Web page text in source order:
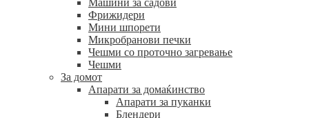
Машини за садови
Фрижидери
Мини шпорети
Микробранови печки
Чешми со проточно загревање
Чешми
За домот
Апарати за домаќинство
Апарати за пуканки
Блендери